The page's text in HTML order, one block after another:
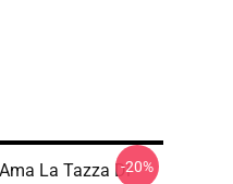
La Tazza Di-20%